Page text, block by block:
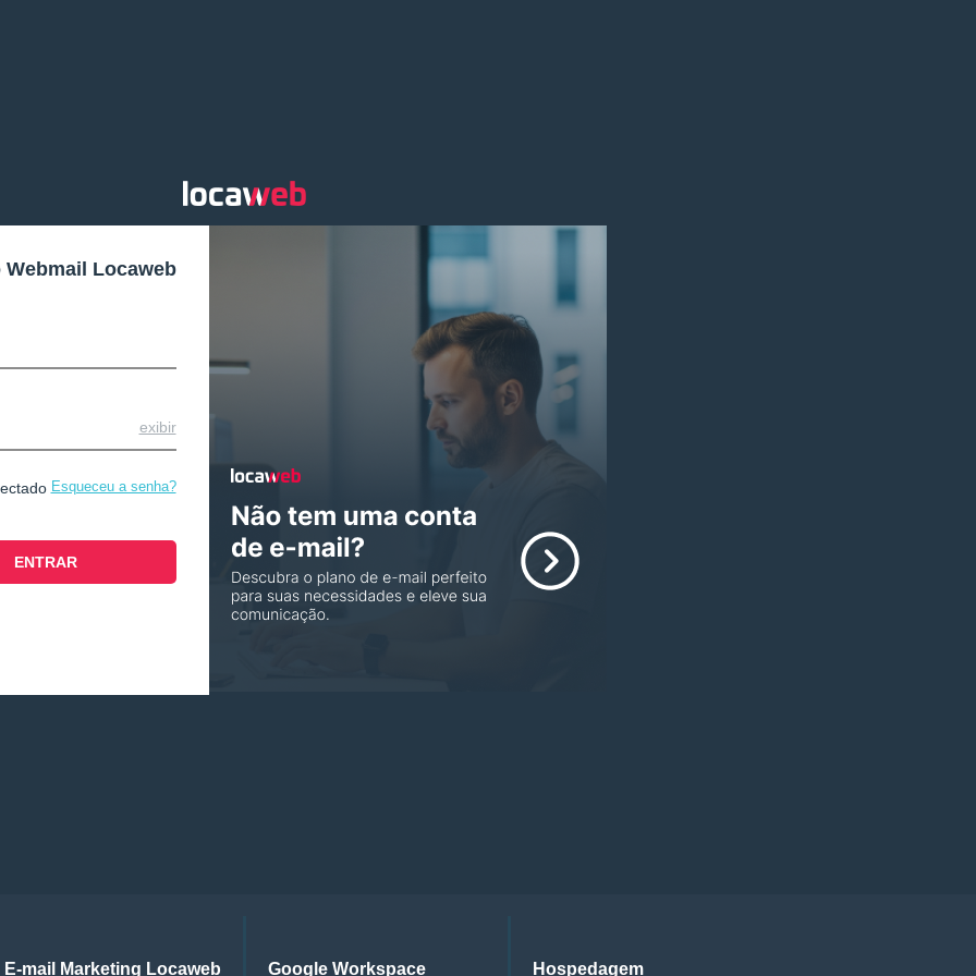
Webmail Locaweb
exibir
Esqueceu a senha?
E-mail Marketing Locaweb Google Workspace Hospedagem